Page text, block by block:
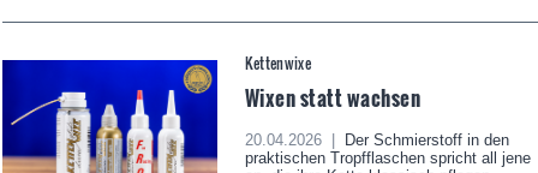
Kettenwixe
Wixen statt wachsen
20.04.2026 |
Der Schmierstoff in den
praktischen Tropfflaschen spricht all jene